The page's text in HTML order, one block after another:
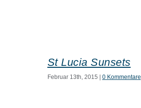
St Lucia Sunsets
Februar 13th, 2015 0 Kommentare